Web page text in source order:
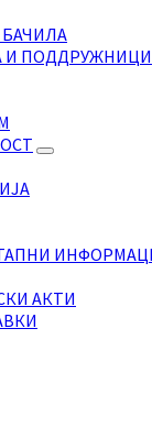
И ПОДДРУЖНИЦИ
АКТИ